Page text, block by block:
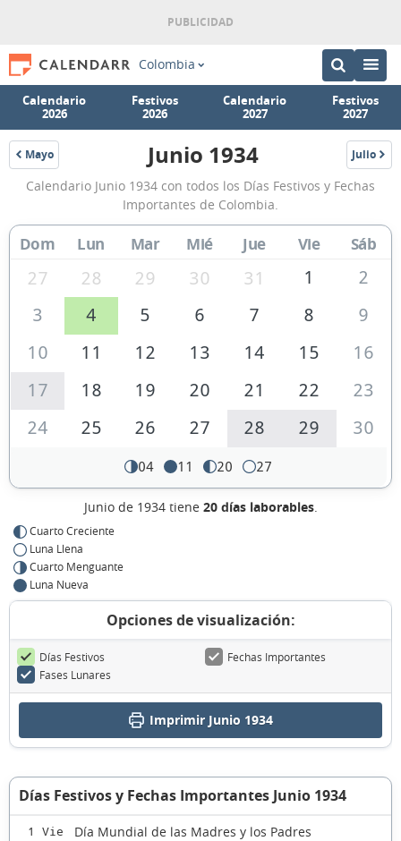
Colombia
Calendario
2026
Festivos
2026
Calendario
2027
Festivos
2027
Mayo
1934
Calendario
Junio
1934
de
Colombia
Junio 1934 Julio
1934
Calendario Junio 1934 con todos los Días Festivos y Fechas
Importantes de Colombia.
Dom Lun Mar Mié Jue Vie Sáb
27 28 29 30 31 1
2
3
4 5 6 7 8
9
10
11 12 13 14 15
16
17
18 19 20 21 22
23
24
25 26 27 28 29 30
04 11 20 27
Junio de 1934 tiene 20 días laborables.
Cuarto Creciente
Luna Llena
Cuarto Menguante
Luna Nueva
Opciones de visualización:
Días Festivos
Fechas Importantes
Fases Lunares
Imprimir Junio 1934
Días Festivos y Fechas Importantes Junio 1934
1 Vie Día Mundial de las Madres y los Padres